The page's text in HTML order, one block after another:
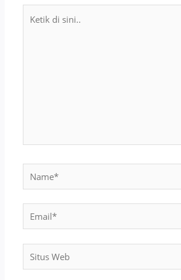
Email*
Web